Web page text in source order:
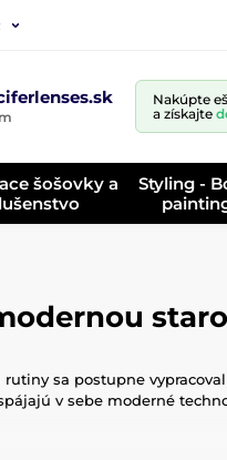
Nakúpte
a získajte
šošovky a
Styling -
sa postupne
v sebe moderné